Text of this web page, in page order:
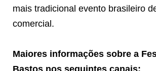
mais tradicional evento brasileiro
comercial.
Maiores informações sobre a
Bastos nos seguintes canais: